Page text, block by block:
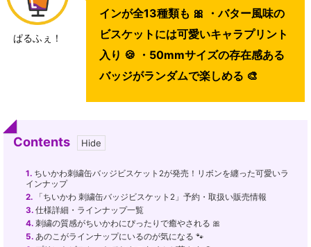
ぱるふぇ！
インが全13種類も 🎀 ・バター風味の
ビスケットには可愛いキャラプリント
入り 🍪 ・50mmサイズの存在感ある
バッジがランダムで楽しめる 🎨
Contents
1. ちいかわ刺繍缶バッジビスケット2が発売！リボンを纏った可愛いラ
インナップ
2. 「ちいかわ 刺繍缶バッジビスケット2」予約・取扱い販売情報
3. 仕様詳細・ラインナップ一覧
4. 刺繍の質感がちいかわにぴったりで癒やされる 🎀
5. あのこがラインナップにいるのが気になる 🐾